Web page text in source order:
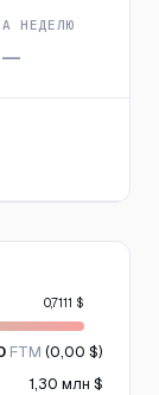
НЕДЕЛЮ
—
0,7111 $
FTM (0,00 $)
1,30 млн $